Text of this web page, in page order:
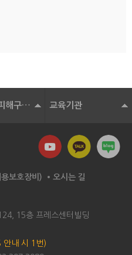
외국언론 피해구제기구 교육기관
보호장비) 오시는 길
15층 프레스센터빌딩
안내 시 1번)